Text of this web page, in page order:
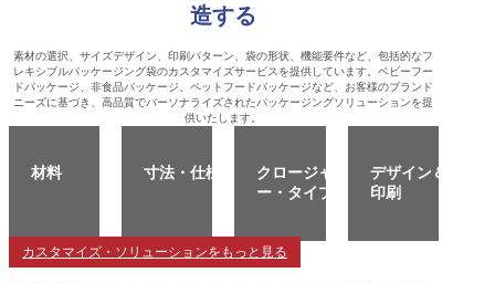
造する
素材の選択、サイズデザイン、印刷パターン、袋の形状、機能要件など、包括的なフ
レキシブルパッケージング袋のカスタマイズサービスを提供しています。ベビーフー
ドパッケージ、非食品パッケージ、ペットフードパッケージなど、お客様のブランド
ニーズに基づき、高品質でパーソナライズされたパッケージングソリューションを提
供いたします。
材料 寸法・仕様
クロージャ
ー・タイプ
デザイン＆
印刷
カスタマイズ・ソリューションをもっと見る